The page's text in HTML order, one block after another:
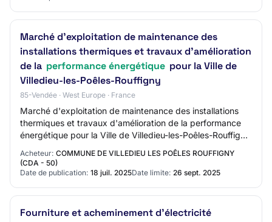
Marché d'exploitation de maintenance des
installations thermiques et travaux d'amélioration
de la performance énergétique pour la Ville de
Villedieu-les-Poêles-Rouffigny
85-Vendée · West Europe · France
Marché d'exploitation de maintenance des installations
thermiques et travaux d'amélioration de la performance
énergétique pour la Ville de Villedieu-les-Poêles-Rouffigny
Acheteur: COMMUNE DE VILLEDIEU LES POÊLES ROUFFIGNY
(CDA - 50)
Date de publication: 18 juil. 2025Date limite: 26 sept. 2025
Fourniture et acheminement d'électricité